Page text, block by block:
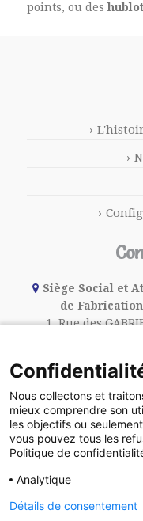
points, ou des
Siège Social et
de Fabrication
1, Rue des
Nous collectons et
mieux comprendre son
les objectifs ou
vous pouvez tous les
Politique de
Analytique
Détails de consentement